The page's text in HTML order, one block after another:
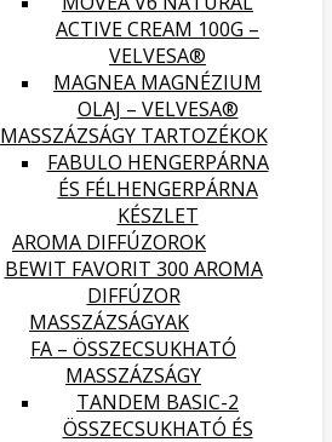
ACTIVE CREAM 100G –
VELVESA®
MAGNEA MAGNÉZIUM
OLAJ – VELVESA®
MASSZÁZSÁGY TARTOZÉKOK
FABULO HENGERPÁRNA
ÉS FÉLHENGERPÁRNA
KÉSZLET
AROMA DIFFÚZOROK
BEWIT FAVORIT 300 AROMA
DIFFÚZOR
MASSZÁZSÁGYAK
FA – ÖSSZECSUKHATÓ
MASSZÁZSÁGY
TANDEM BASIC-2
ÖSSZECSUKHATÓ ÉS